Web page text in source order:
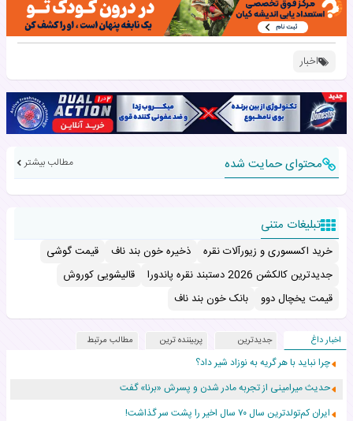
اخبار
محتوای حمایت شده مطالب بیشتر
تبلیغات متنی
خرید اکسسوری و زیورآلات نقره ذخیره خون بند ناف
قیمت گوشی
جدیدترین کالکشن 2026 دستبند نقره پاندورا
قالیشویی کوروش
قیمت یخچال دوو
بانک خون بند ناف
اخبار داغ جدیدترین پربیننده ترین مطالب مرتبط
چرا نباید با هر گریه به نوزاد شیر داد؟
حدیث میرامینی از تجربه مادر شدن و پسرش «برنا» گفت
ایران کم‌تولدترین سال ۷۰ سال اخیر را پشت سر گذاشت!